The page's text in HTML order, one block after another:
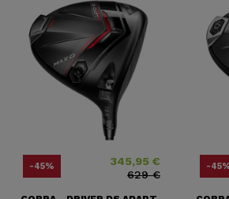
-45% Precio345,95 €
Precio base
629 €
-